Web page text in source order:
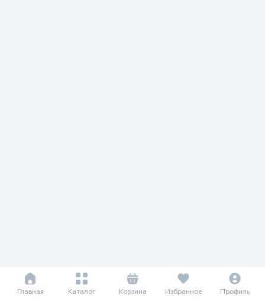
Главная Каталог Корзина Избранное Профиль